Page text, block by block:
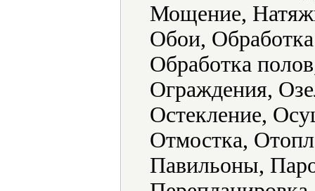
Мощение,
Обои,
Обработка
Ограждения,
Остекление,
Отмостка,
Павильоны,